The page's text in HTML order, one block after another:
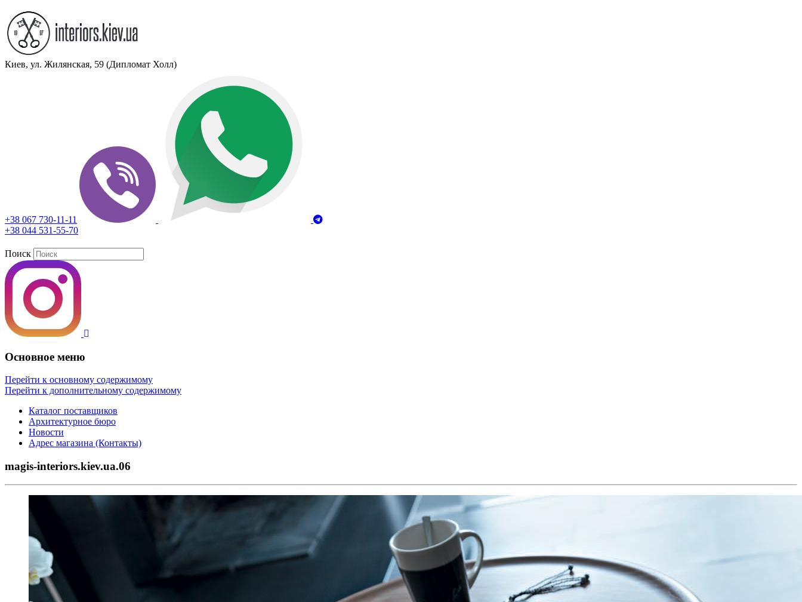
Киев, ул. Жилянская, 59 (Дипломат Холл)
+38 067 730-11-11
+38 044 531-55-70
Поиск
Основное меню
Перейти к основному содержимому
Перейти к дополнительному содержимому
Каталог поставщиков
Архитектурное бюро
Новости
Адрес магазина (Контакты)
magis-interiors.kiev.ua.06